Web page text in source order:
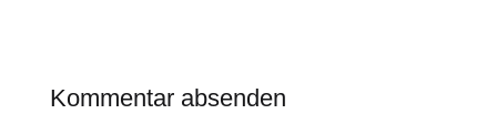
Kommentar absenden